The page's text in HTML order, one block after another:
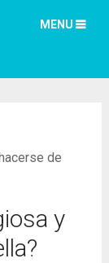
MENU
de
y